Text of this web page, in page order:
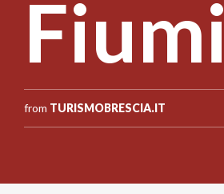
Fiumi
from TURISMOBRESCIA.IT